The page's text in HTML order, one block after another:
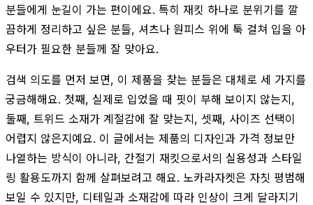
분들에게 눈길이 가는 편이에요. 특히 재킷 하나로 분위기를 깔
끔하게 정리하고 싶은 분들, 셔츠나 원피스 위에 툭 걸쳐 입을 아
우터가 필요한 분들께 잘 맞아요.
검색 의도를 먼저 보면, 이 제품을 찾는 분들은 대체로 세 가지를
궁금해해요. 첫째, 실제로 입었을 때 핏이 부해 보이지 않는지,
둘째, 트위드 소재가 계절감에 잘 맞는지, 셋째, 사이즈 선택이
어렵지 않은지예요. 이 글에서는 제품의 디자인과 가격 정보만
나열하는 방식이 아니라, 간절기 재킷으로서의 실용성과 스타일
링 활용도까지 함께 살펴보려고 해요. 노카라자켓은 자칫 평범해
보일 수 있지만, 디테일과 소재감에 따라 인상이 크게 달라지기